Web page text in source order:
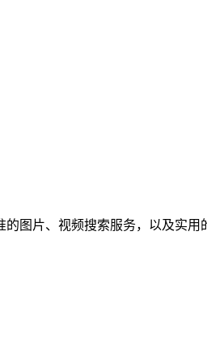
图片、视频搜索服务，以及实用